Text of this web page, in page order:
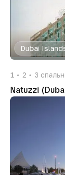
Dubai
1 2 3
Natuzzi